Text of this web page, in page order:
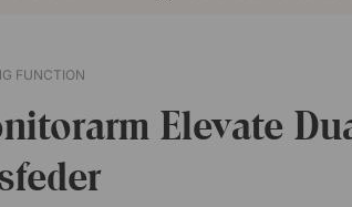
FUNCTION
Elevate